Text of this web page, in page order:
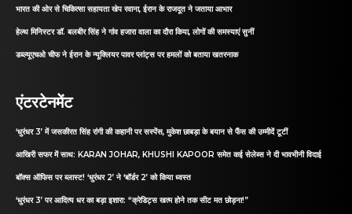
भारत की ओर से चिकित्सा सहायता खेप रवाना, ईरान के राजदूत ने जताया आभार
हेल्थ मिनिस्टर डॉ. बलबीर सिंह ने गांव हजारा वाला का दौरा किया, लोगों की समस्याएं सुनीं
डब्ल्यूएचओ चीफ ने ईरान के न्यूक्लियर पावर प्लांट्स पर हमलों को बताया खतरनाक
एंटरटेनमेंट
‘धुरंधर 3’ में जसकीरत सिंह रांगी की कहानी पर सस्पेंस, मुकेश छाबड़ा के बयान से फैंस की उम्मीदें टूटीं
आखिरी सफर में साथ: KARAN JOHAR, KHUSHI KAPOOR समेत कई सेलेब्स ने दी भावभीनी विदाई
बॉक्स ऑफिस पर ब्लास्ट! ‘धुरंधर 2’ ने ‘बॉर्डर 2’ को किया ध्वस्त
‘धुरंधर 3’ पर आदित्य धर का बड़ा इशारा: “क्रेडिट्स खत्म होने तक सीट मत छोड़ना!”